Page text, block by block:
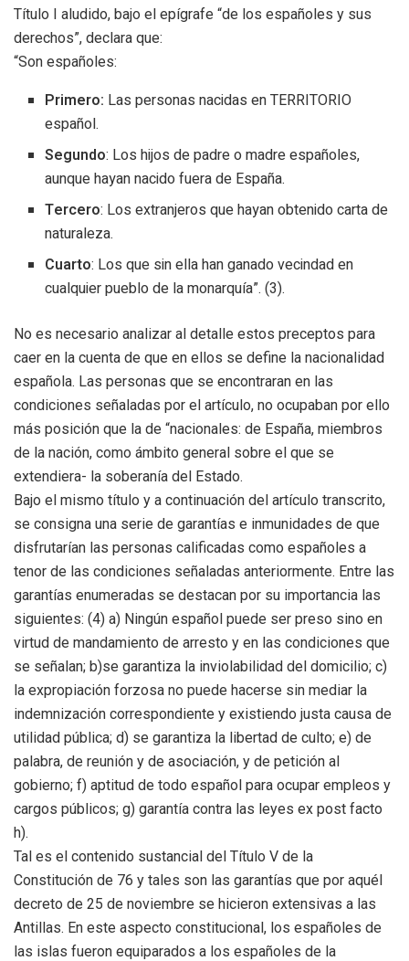
Título I aludido, bajo el epígrafe “de los españoles y sus
derechos”, declara que:
“Son españoles:
Primero: Las personas nacidas en TERRITORIO
español.
Segundo: Los hijos de padre o madre españoles,
aunque hayan nacido fuera de España.
Tercero: Los extranjeros que hayan obtenido carta de
naturaleza.
Cuarto: Los que sin ella han ganado vecindad en
cualquier pueblo de la monarquía”. (3).
No es necesario analizar al detalle estos preceptos para
caer en la cuenta de que en ellos se define la nacionalidad
española. Las personas que se encontraran en las
condiciones señaladas por el artículo, no ocupaban por ello
más posición que la de “nacionales: de España, miembros
de la nación, como ámbito general sobre el que se
extendiera- la soberanía del Estado.
Bajo el mismo título y a continuación del artículo transcrito,
se consigna una serie de garantías e inmunidades de que
disfrutarían las personas calificadas como españoles a
tenor de las condiciones señaladas anteriormente. Entre las
garantías enumeradas se destacan por su importancia las
siguientes: (4) a) Ningún español puede ser preso sino en
virtud de mandamiento de arresto y en las condiciones que
se señalan; b)se garantiza la inviolabilidad del domicilio; c)
la expropiación forzosa no puede hacerse sin mediar la
indemnización correspondiente y existiendo justa causa de
utilidad pública; d) se garantiza la libertad de culto; e) de
palabra, de reunión y de asociación, y de petición al
gobierno; f) aptitud de todo español para ocupar empleos y
cargos públicos; g) garantía contra las leyes ex post facto
h).
Tal es el contenido sustancial del Título V de la
Constitución de 76 y tales son las garantías que por aquél
decreto de 25 de noviembre se hicieron extensivas a las
Antillas. En este aspecto constitucional, los españoles de
las islas fueron equiparados a los españoles de la